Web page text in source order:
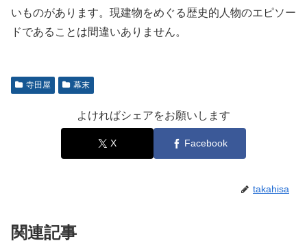
いものがあります。現建物をめぐる歴史的人物のエピソー
ドであることは間違いありません。
寺田屋 幕末
よければシェアをお願いします
X Facebook
takahisa
関連記事